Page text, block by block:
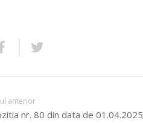
anterior
nr. 80 din data de 01.04.2025